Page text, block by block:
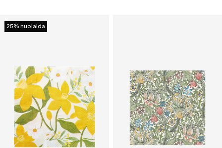
25% nuolaida